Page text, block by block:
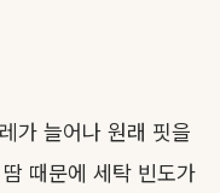
가 늘어나 원래 핏을
때문에 세탁 빈도가